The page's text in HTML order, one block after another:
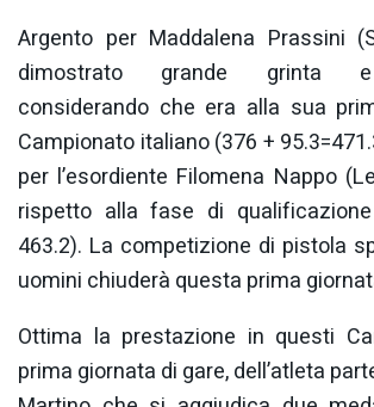
Argento per Maddalena Prassini
dimostrato grande grinta e
considerando che era alla sua
Campionato italiano (376 +
per l’esordiente Filomena Nappo
rispetto alla fase di
463.2). La competizione di pistola
uomini chiuderà questa prima
Ottima la prestazione in questi
prima giornata di gare, dell’atleta